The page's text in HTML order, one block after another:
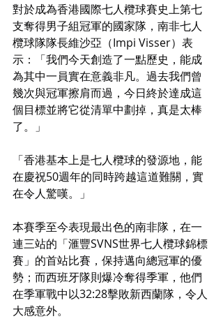
對於成為香港國際七人欖球賽史上第七
支奪得男子組冠軍的國家隊，南非七人
欖球隊隊長維沙亞（Impi Visser）表
示：「我們今天創造了一點歷史，能成
為其中一員實在意義非凡。過去我們曾
幾次與冠軍擦肩而過，今日終於達成這
個目標並將它從清單中劃掉，真是太棒
了。」
「香港基本上是七人欖球的發源地，能
在慶祝50週年的同時跨越這道難關，實
在令人驚嘆。」
本賽季至今表現最出色的南非隊，在一
連三站的「滙豐SVNS世界七人欖球錦標
賽」的首站比賽，保持邁向總冠軍的優
勢；而西班牙隊則爆冷奪得季軍，他們
在季軍戰中以32:28擊敗新西蘭隊，令人
大感意外。